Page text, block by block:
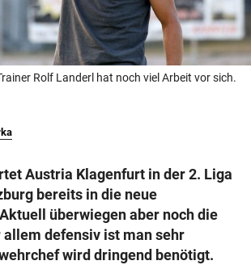
GmbH & Co KG 2026
Wien
Rolf Landerl hat noch viel Arbeit vor sich.
Austria Klagenfurt in der 2. Liga
bereits in die neue
überwiegen aber noch die
allem defensiv ist man sehr
wird dringend benötigt.